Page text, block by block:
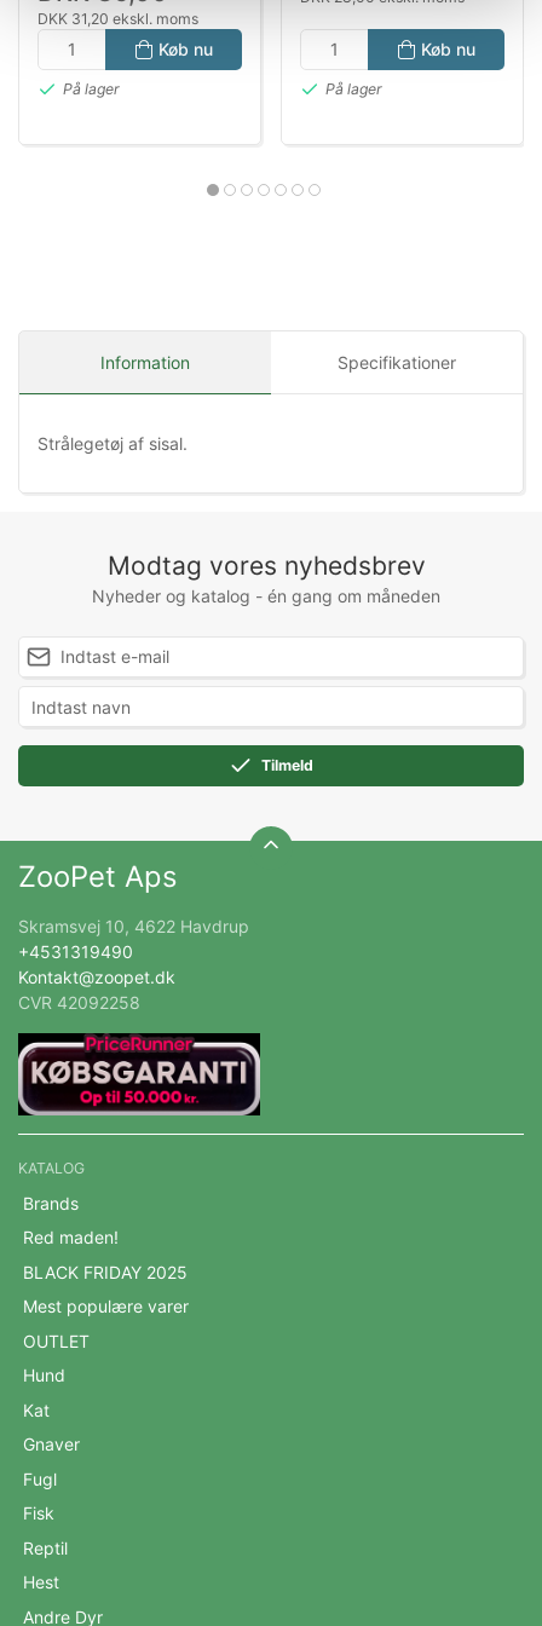
DKK 31,20 ekskl. moms
Køb nu
På lager
Køb nu
På lager
Information Specifikationer
Strålegetøj af sisal.
Modtag vores nyhedsbrev
Nyheder og katalog - én gang om måneden
Tilmeld
ZooPet Aps
Skramsvej 10, 4622 Havdrup
+4531319490
Kontakt@zoopet.dk
CVR 42092258
KATALOG
Brands
Red maden!
BLACK FRIDAY 2025
Mest populære varer
OUTLET
Hund
Kat
Gnaver
Fugl
Fisk
Reptil
Hest
Andre Dyr